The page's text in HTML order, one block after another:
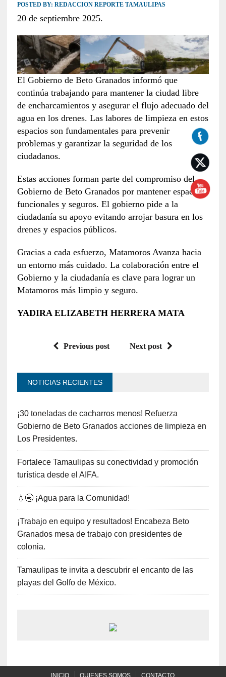
POSTED BY: REDACCION REPORTE TAMAULIPAS
20 de septiembre 2025.
El Gobierno de Beto Granados informó que
continúa trabajando para mantener la ciudad libre
de encharcamientos y asegurar el flujo adecuado del
agua en los drenes. Las labores de limpieza en estos
espacios son fundamentales para prevenir
problemas y garantizar la seguridad de los
ciudadanos.
Estas acciones forman parte del compromiso del
Gobierno de Beto Granados por mantener espacios
funcionales y seguros. El gobierno pide a la
ciudadanía su apoyo evitando arrojar basura en los
drenes y espacios públicos.
Gracias a cada esfuerzo, Matamoros Avanza hacia
un entorno más cuidado. La colaboración entre el
Gobierno y la ciudadanía es clave para lograr un
Matamoros más limpio y seguro.
YADIRA ELIZABETH HERRERA MATA
Previous post Next post
NOTICIAS RECIENTES
¡30 toneladas de cacharros menos! Refuerza
Gobierno de Beto Granados acciones de limpieza en
Los Presidentes.
Fortalece Tamaulipas su conectividad y promoción
turística desde el AIFA.
💧🚰 ¡Agua para la Comunidad!
¡Trabajo en equipo y resultados! Encabeza Beto
Granados mesa de trabajo con presidentes de
colonia.
Tamaulipas te invita a descubrir el encanto de las
playas del Golfo de México.
INICIO QUIENES SOMOS CONTACTO